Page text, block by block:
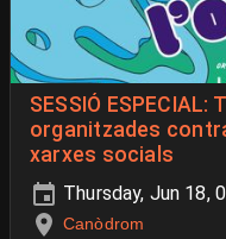
SESSIÓ
organitzades
xarxes socials
Thursday, Jun 18,
Canòdrom